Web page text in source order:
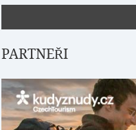
PARTNEŘI